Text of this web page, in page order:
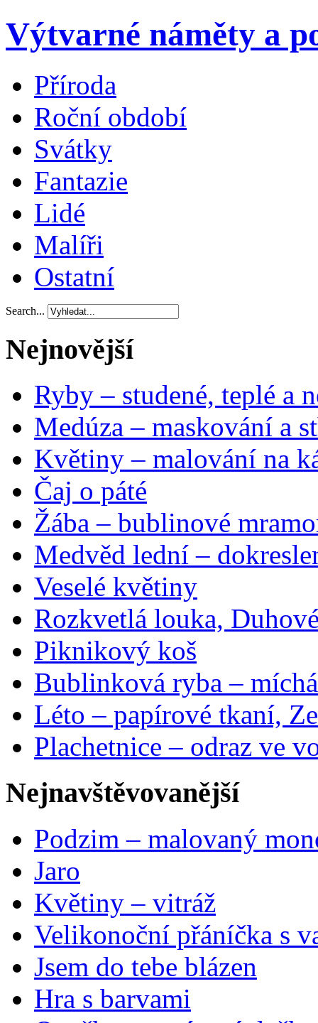
Výtvarné náměty a
Příroda
Roční období
Svátky
Fantazie
Lidé
Malíři
Ostatní
Search...
Nejnovější
Ryby – studené, teplé a
Medúza – maskování a
Květiny – malování na
Čaj o páté
Žába – bublinové
Medvěd lední –
Veselé květiny
Rozkvetlá louka,
Piknikový koš
Bublinková ryba –
Léto – papírové tkaní,
Plachetnice – odraz ve
Nejnavštěvovanější
Podzim – malovaný
Jaro
Květiny – vitráž
Velikonoční přáníčka s
Jsem do tebe blázen
Hra s barvami